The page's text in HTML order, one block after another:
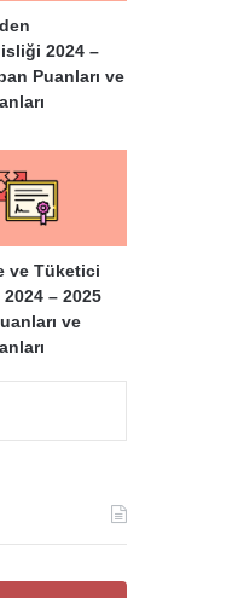
2024 –
Puanları ve
ve Tüketici
– 2025
ve